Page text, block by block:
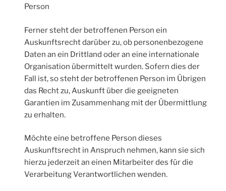
Person
Ferner steht der betroffenen Person ein
Auskunftsrecht darüber zu, ob personenbezogene
Daten an ein Drittland oder an eine internationale
Organisation übermittelt wurden. Sofern dies der
Fall ist, so steht der betroffenen Person im Übrigen
das Recht zu, Auskunft über die geeigneten
Garantien im Zusammenhang mit der Übermittlung
zu erhalten.
Möchte eine betroffene Person dieses
Auskunftsrecht in Anspruch nehmen, kann sie sich
hierzu jederzeit an einen Mitarbeiter des für die
Verarbeitung Verantwortlichen wenden.